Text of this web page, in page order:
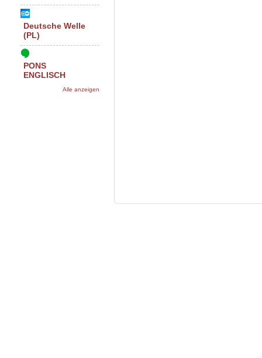
Deutsche Welle
(PL)
PONS
ENGLISCH
Alle anzeigen